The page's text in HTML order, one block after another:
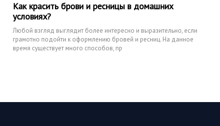
Как красить брови и ресницы в домашних
условиях?
Любой взгляд выглядит более интересно и выразительно, если
грамотно подойти к оформлению бровей и ресниц. На данное
время существует много способов, пр